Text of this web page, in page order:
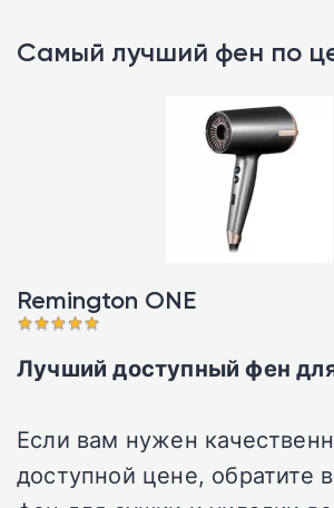
Самый лучший фен по
Remington ONE󠁩󠁩󠁩󠁩󠁩󠁩
Лучший доступный фен
Если вам нужен
доступной цене, обратите